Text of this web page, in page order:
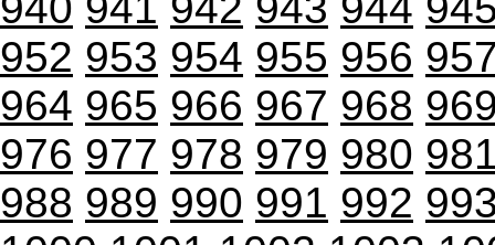
952 953 954 955 956
964 965 966 967 968
976 977 978 979 980
988 989 990 991 992